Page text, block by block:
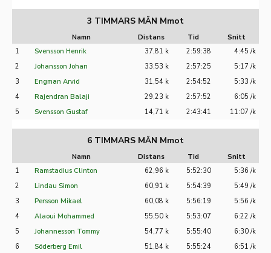
3 TIMMARS MÄN Mmot
Namn Distans Tid
Snitt
1
Svensson Henrik 37,81 k 2:59:38
4:45 /k
2
Johansson Johan 33,53 k 2:57:25
5:17 /k
3
Engman Arvid 31,54 k 2:54:52
5:33 /k
4
Rajendran Balaji 29,23 k 2:57:52
6:05 /k
5
Svensson Gustaf 14,71 k 2:43:41 11:07 /k
6 TIMMARS MÄN Mmot
Namn Distans Tid
Snitt
1
Ramstadius Clinton 62,96 k 5:52:30
5:36 /k
2
Lindau Simon 60,91 k 5:54:39
5:49 /k
3
Persson Mikael 60,08 k 5:56:19
5:56 /k
4
Alaoui Mohammed 55,50 k 5:53:07
6:22 /k
5
Johannesson Tommy 54,77 k 5:55:40
6:30 /k
6
Söderberg Emil 51,84 k 5:55:24
6:51 /k